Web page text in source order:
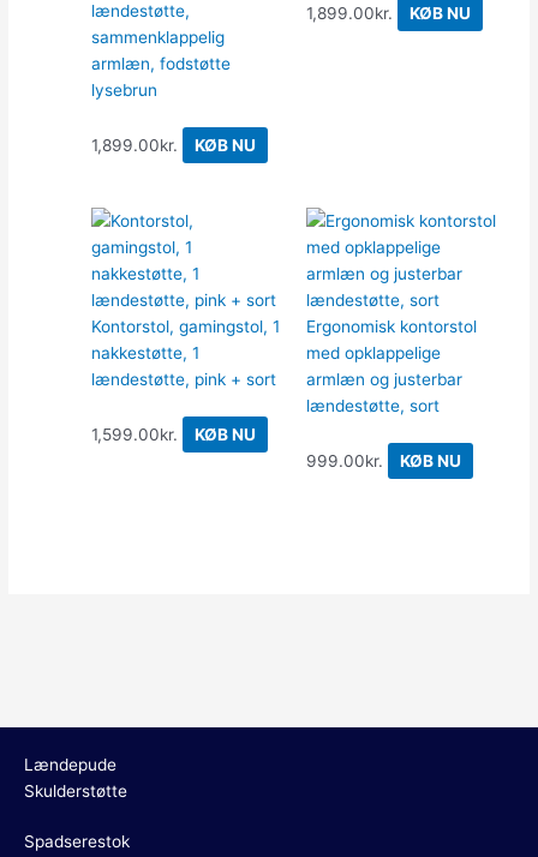
lændestøtte,
sammenklappelig
armlæn, fodstøtte
lysebrun
1,899.00kr. KØB NU
1,899.00kr. KØB NU
Kontorstol, gamingstol, 1
nakkestøtte, 1
lændestøtte, pink + sort
1,599.00kr. KØB NU
Ergonomisk kontorstol
med opklappelige
armlæn og justerbar
lændestøtte, sort
999.00kr. KØB NU
Lændepude
Skulderstøtte
Spadserestok